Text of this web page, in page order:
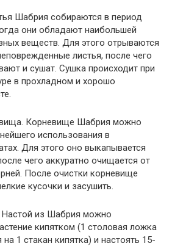
Шабрия собираются в период
они обладают наибольшей
веществ. Для этого отрываются
листья, после чего
и сушат. Сушка происходит при
в прохладном и хорошо
Корневище Шабрия можно
использования в
Для этого оно выкапывается
чего аккуратно очищается от
После очистки корневище
кусочки и засушить.
Настой из Шабрия можно
кипятком (1 столовая ложка
1 стакан кипятка) и настоять 15-